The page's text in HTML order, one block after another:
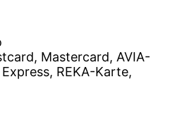
Mastercard, AVIA-
REKA-Karte,